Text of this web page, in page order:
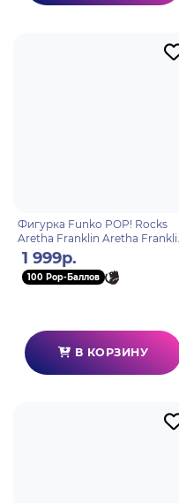
Фигурка Funko POP! Rocks
Aretha Franklin Aretha Franklin
(Green Dress) (365) 67452
1 999р.
100 Pop-Баллов
В КОРЗИНУ